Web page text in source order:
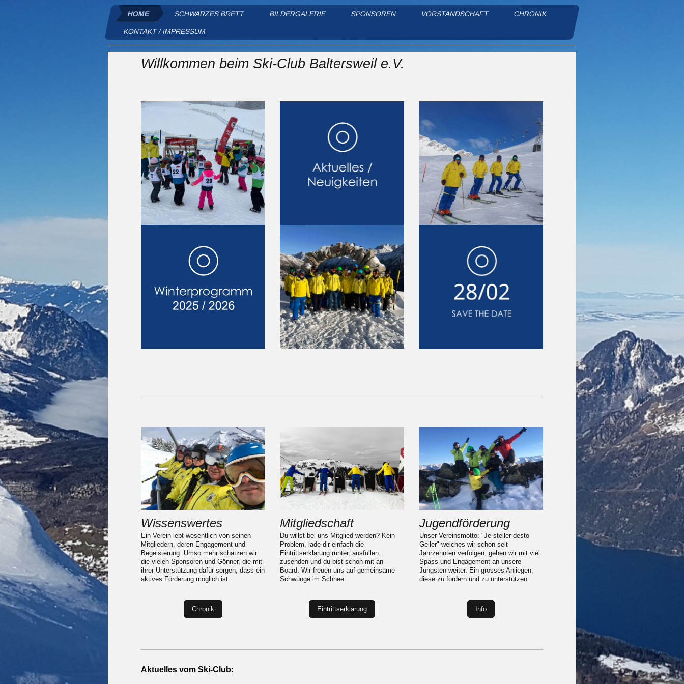
HOME SCHWARZES BRETT BILDERGALERIE SPONSOREN VORSTANDSCHAFT CHRONIK
KONTAKT / IMPRESSUM
Ski-Club Baltersweil e.V.
Willkommen beim Ski-Club Baltersweil e.V.
Wissenswertes
Ein Verein lebt wesentlich von seinen
Mitgliedern, deren Engagement und
Begeisterung. Umso mehr schätzen wir
die vielen Sponsoren und Gönner, die mit
ihrer Unterstützung dafür sorgen, dass ein
aktives Förderung möglich ist.
Chronik
Mitgliedschaft
Du willst bei uns Mitglied werden? Kein
Problem, lade dir einfach die
Eintrittserklärung runter, ausfüllen,
zusenden und du bist schon mit an
Board. Wir freuen uns auf gemeinsame
Schwünge im Schnee.
Eintrittserklärung
Jugendförderung
Unser Vereinsmotto: "Je steiler desto
Geiler" welches wir schon seit
Jahrzehnten verfolgen, geben wir mit viel
Spass und Engagement an unsere
Jüngsten weiter. Ein grosses Anliegen,
diese zu fördern und zu unterstützen.
Info
Aktuelles vom Ski-Club: